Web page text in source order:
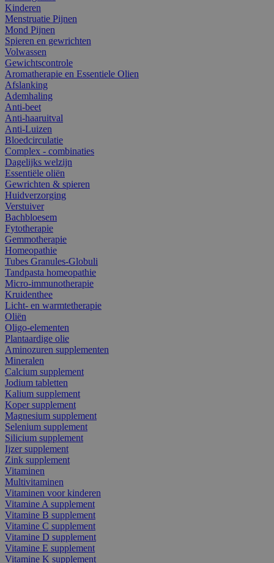
Kinderen
Menstruatie Pijnen
Mond Pijnen
Spieren en gewrichten
Volwassen
Gewichtscontrole
Aromatherapie en Essentiele Olien
Afslanking
Ademhaling
Anti-beet
Anti-haaruitval
Anti-Luizen
Bloedcirculatie
Complex - combinaties
Dagelijks welzijn
Essentiële oliën
Gewrichten & spieren
Huidverzorging
Verstuiver
Bachbloesem
Fytotherapie
Gemmotherapie
Homeopathie
Tubes Granules-Globuli
Tandpasta homeopathie
Micro-immunotherapie
Kruidenthee
Licht- en warmtetherapie
Oliën
Oligo-elementen
Plantaardige olie
Aminozuren supplementen
Mineralen
Calcium supplement
Jodium tabletten
Kalium supplement
Koper supplement
Magnesium supplement
Selenium supplement
Silicium supplement
Ijzer supplement
Zink supplement
Vitaminen
Multivitaminen
Vitaminen voor kinderen
Vitamine A supplement
Vitamine B supplement
Vitamine C supplement
Vitamine D supplement
Vitamine E supplement
Vitamine K supplement